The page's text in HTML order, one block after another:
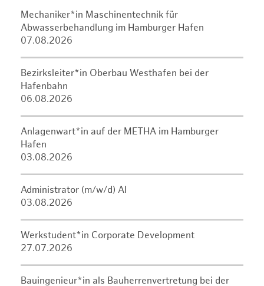
Mechaniker*in Maschinentechnik für
Abwasserbehandlung im Hamburger Hafen
07.08.2026
Bezirksleiter*in Oberbau Westhafen bei der
Hafenbahn
06.08.2026
Anlagenwart*in auf der METHA im Hamburger
Hafen
03.08.2026
Administrator (m/w/d) AI
03.08.2026
Werkstudent*in Corporate Development
27.07.2026
Bauingenieur*in als Bauherrenvertretung bei der